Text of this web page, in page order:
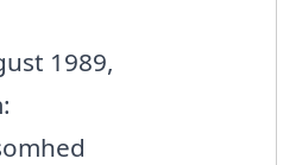
1989,